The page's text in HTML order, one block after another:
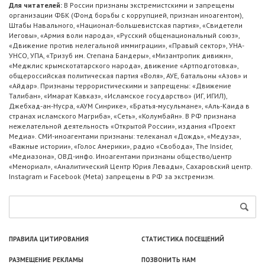
Для читателей: В России признаны экстремистскими и запрещены
организации ФБК (Фонд борьбы с коррупцией, признан иноагентом),
Штабы Навального, «Национал-большевистская партия», «Свидетели
Иеговы», «Армия воли народа», «Русский общенациональный союз»,
«Движение против нелегальной иммиграции», «Правый сектор», УНА-
УНСО, УПА, «Тризуб им. Степана Бандеры», «Мизантропик дивижн»,
«Меджлис крымскотатарского народа», движение «Артподготовка»,
общероссийская политическая партия «Воля», АУЕ, батальоны «Азов» и
«Айдар». Признаны террористическими и запрещены: «Движение
Талибан», «Имарат Кавказ», «Исламское государство» (ИГ, ИГИЛ),
Джебхад-ан-Нусра, «АУМ Синрике», «Братья-мусульмане», «Аль-Каида в
странах исламского Магриба», «Сеть», «Колумбайн». В РФ признана
нежелательной деятельность «Открытой России», издания «Проект
Медиа». СМИ-иноагентами признаны: телеканал «Дождь», «Медуза»,
«Важные истории», «Голос Америки», радио «Свобода», The Insider,
«Медиазона», ОВД-инфо. Иноагентами признаны общество/центр
«Мемориал», «Аналитический Центр Юрия Левады», Сахаровский центр.
Instagram и Facebook (Metа) запрещены в РФ за экстремизм.
ПРАВИЛА ЦИТИРОВАНИЯ СТАТИСТИКА ПОСЕЩЕНИЙ
РАЗМЕЩЕНИЕ РЕКЛАМЫ ПОЗВОНИТЬ НАМ